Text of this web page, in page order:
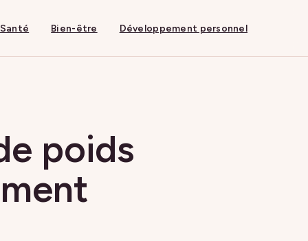
Santé Bien-être Développement personnel
poids